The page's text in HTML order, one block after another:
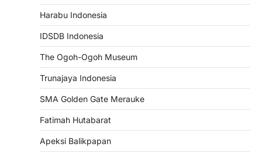
Harabu Indonesia
IDSDB Indonesia
The Ogoh-Ogoh Museum
Trunajaya Indonesia
SMA Golden Gate Merauke
Fatimah Hutabarat
Apeksi Balikpapan